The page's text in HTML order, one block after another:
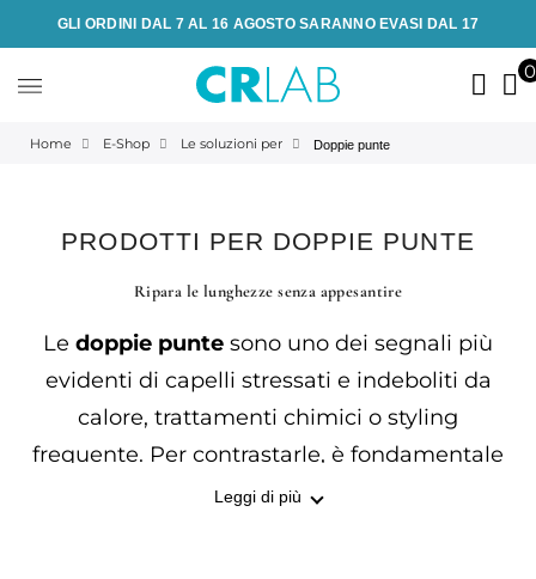
GLI ORDINI DAL 7 AL 16 AGOSTO SARANNO EVASI DAL 17
Home E-Shop Le soluzioni per Doppie punte
PRODOTTI PER DOPPIE PUNTE
Ripara le lunghezze senza appesantire
Le doppie punte sono uno dei segnali più
evidenti di capelli stressati e indeboliti da
calore, trattamenti chimici o styling
frequente. Per contrastarle, è fondamentale
utilizzare prodotti riparatori che agiscono
Leggi di più